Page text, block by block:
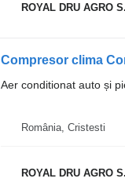
ROYAL DRU AGRO
Compresor clima
Aer conditionat auto și
România, Cristesti
ROYAL DRU AGRO